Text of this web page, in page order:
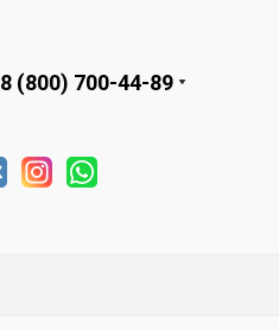
8 (800) 700-44-89